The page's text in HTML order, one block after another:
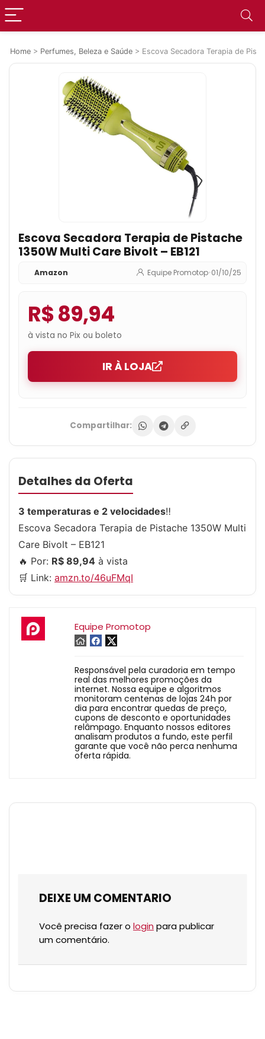
Home > Perfumes, Beleza e Saúde > Escova Secadora Terapia de
Escova Secadora Terapia de Pistache
1350W Multi Care Bivolt – EB121
Amazon Equipe Promotop•01/10/25
R$ 89,94
à vista no Pix ou boleto
IR À LOJA
Compartilhar:
Detalhes da Oferta
3 temperaturas e 2 velocidades‼
Escova Secadora Terapia de Pistache 1350W Multi
Care Bivolt – EB121
🔥 Por: R$ 89,94 à vista
🛒 Link: amzn.to/46uFMqI
Equipe Promotop
Responsável pela curadoria em tempo
real das melhores promoções da
internet. Nossa equipe e algoritmos
monitoram centenas de lojas 24h por
dia para encontrar quedas de preço,
cupons de desconto e oportunidades
relâmpago. Enquanto nossos editores
analisam produtos a fundo, este perfil
garante que você não perca nenhuma
oferta rápida.
DEIXE UM COMENTARIO
Você precisa fazer o login para publicar
um comentário.